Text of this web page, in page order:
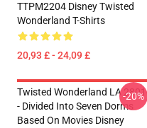
TTPM2204 Disney Twisted
Wonderland T-Shirts
20,93 £ - 24,09 £
Twisted Wonderland LA 2801
- Divided Into Seven Dorms
Based On Movies Disney
-20%